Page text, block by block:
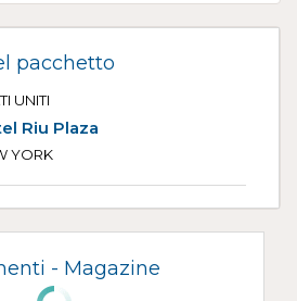
pacchetto
UNITI
Riu Plaza
YORK
- Magazine